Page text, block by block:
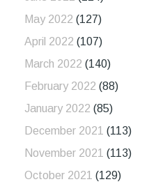
May 2022 (127)
April 2022 (107)
March 2022 (140)
February 2022 (88)
January 2022 (85)
December 2021 (113)
November 2021 (113)
October 2021 (129)